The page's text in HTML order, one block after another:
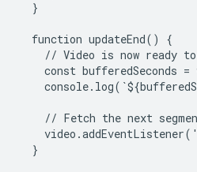
  function updateEnd() {
// Video is now ready
const
// Fetch the next